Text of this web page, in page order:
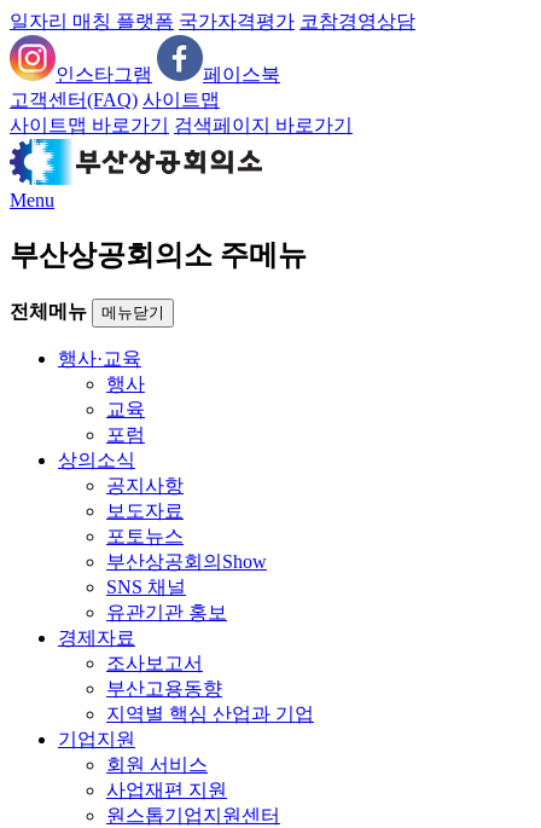
일자리 매칭 플랫폼 국가자격평가 코참경영상담
인스타그램
페이스북
고객센터(FAQ) 사이트맵
사이트맵 바로가기
검색페이지 바로가기
Menu
부산상공회의소 주메뉴
전체메뉴 메뉴닫기
행사·교육
행사
교육
포럼
상의소식
공지사항
보도자료
포토뉴스
부산상공회의Show
SNS 채널
유관기관 홍보
경제자료
조사보고서
부산고용동향
지역별 핵심 산업과 기업
기업지원
회원 서비스
사업재편 지원
원스톱기업지원센터